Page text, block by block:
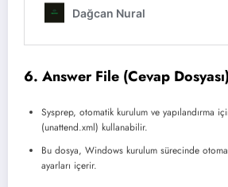
6. Answer File (Cevap Dosyası)
Sysprep, otomatik kurulum ve yapılandırma
(unattend.xml) kullanabilir.
Bu dosya, Windows kurulum sürecinde
ayarları içerir.